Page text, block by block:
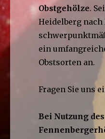
Obstgehölze.
Heidelberg nach
ein
Obstsorten an.
Fragen Sie uns
Bei Nutzung